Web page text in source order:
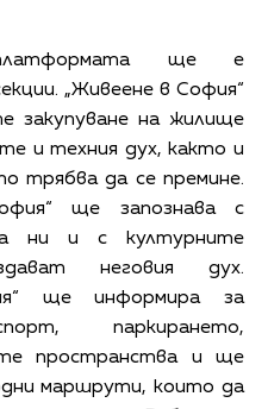
ще е
„Живеене в София“
закупуване на жилище
и техния дух, както и
трябва да се премине.
ще запознава с
ни и с културните
неговия дух.
ще информира за
паркирането,
пространства и ще
маршрути, които да